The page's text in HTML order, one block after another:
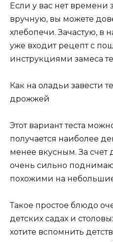
Если у вас нет времени
вручную, вы можете
хлебопечи. Зачастую, в
уже входит рецепт с
инструкциями замеса
Как на оладьи завести
дрожжей
Этот вариант теста
получается наиболее
менее вкусным. За
очень сильно
похожими на
Такое простое блюдо
детских садах и
хотите вспомнить